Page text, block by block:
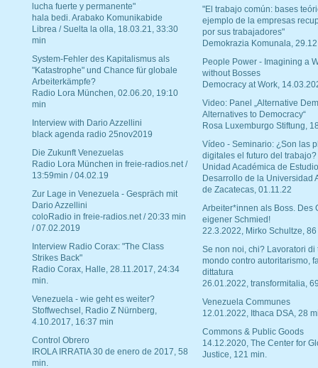
lucha fuerte y permanente"
hala bedi. Arabako Komunikabide
Librea / Suelta la olla, 18.03.21, 33:30
min
System-Fehler des Kapitalismus als
"Katastrophe" und Chance für globale
Arbeiterkämpfe?
Radio Lora München, 02.06.20, 19:10
min
Interview with Dario Azzellini
black agenda radio 25nov2019
Die Zukunft Venezuelas
Radio Lora München in freie-radios.net /
13:59min / 04.02.19
Zur Lage in Venezuela - Gespräch mit
Dario Azzellini
coloRadio in freie-radios.net / 20:33 min
/ 07.02.2019
Interview Radio Corax: "The Class
Strikes Back"
Radio Corax, Halle, 28.11.2017, 24:34
min.
Venezuela - wie geht es weiter?
Stoffwechsel, Radio Z Nürnberg,
4.10.2017, 16:37 min
Control Obrero
IROLA IRRATIA 30 de enero de 2017, 58
min.
"El trabajo común: bases
ejemplo de la empresas
por sus trabajadores"
Demokrazia Komunala,
People Power - Imagining a
without Bosses
Democracy at Work,
Video: Panel „Alternative
Alternatives to Democracy“
Rosa Luxemburgo Stiftung,
Vídeo - Seminario: ¿Son las
digitales el futuro del trabajo?
Unidad Académica de
Desarrollo de la Universidad
de Zacatecas, 01.11.22
Arbeiter*innen als Boss. Des
eigener Schmied!
22.3.2022, Mirko Schultze, 86
Se non noi, chi? Lavoratori di
mondo contro autoritarismo,
dittatura
26.01.2022, transformitalia,
Venezuela Communes
12.01.2022, Ithaca DSA, 28
Commons & Public Goods
14.12.2020, The Center for
Justice, 121 min.